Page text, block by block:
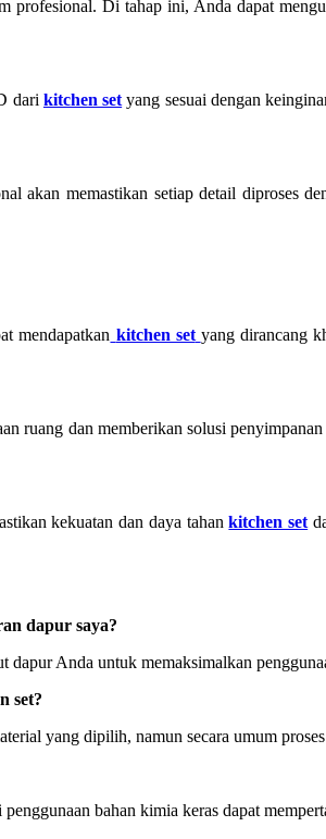
profesional. Di tahap ini, Anda dapat
dari kitchen set yang sesuai dengan
akan memastikan setiap detail diproses
mendapatkan kitchen set yang dirancang
ruang dan memberikan solusi
kekuatan dan daya tahankitchen set
dapur saya?
dapur Anda untuk memaksimalkan
set?
yang dipilih, namun secara umum
bahan kimia keras dapat